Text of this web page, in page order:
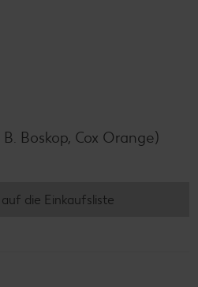
Boskop, Cox Orange)
die Einkaufsliste